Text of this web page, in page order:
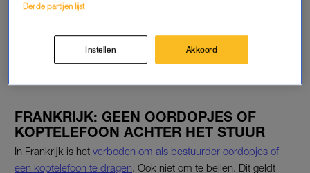
huurauto’s, maarbuitenlandse reizigerswordt sterk
aangeraden er ook één aan te schaffen. Ze kosten tussen de
FRANKRIJK: GEEN OORDOPJES OF
KOPTELEFOON ACHTER HET STUUR
In Frankrijk is het verboden om als bestuurder oordopjes of
een koptelefoon te dragen . Ook niet om te bellen. Dit geldt
Derde partijen lijst
Instellen Akkoord